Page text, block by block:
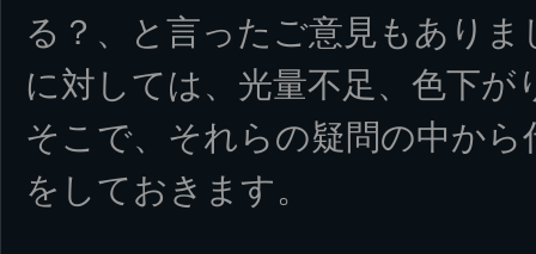
る？、と言ったご意見もあり
に対しては、光量不足、色下
そこで、それらの疑問の中か
をしておきます。